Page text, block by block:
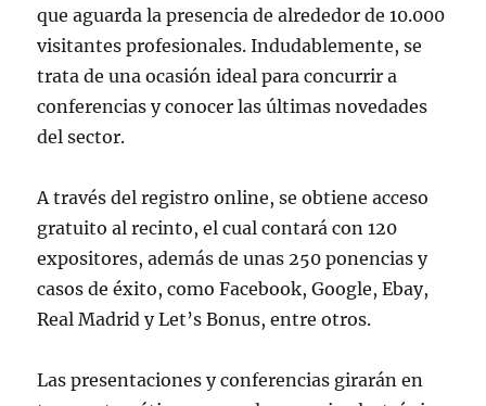
que aguarda la presencia de alrededor de 10.000
visitantes profesionales. Indudablemente, se
trata de una ocasión ideal para concurrir a
conferencias y conocer las últimas novedades
del sector.
A través del registro online, se obtiene acceso
gratuito al recinto, el cual contará con 120
expositores, además de unas 250 ponencias y
casos de éxito, como Facebook, Google, Ebay,
Real Madrid y Let’s Bonus, entre otros.
Las presentaciones y conferencias girarán en